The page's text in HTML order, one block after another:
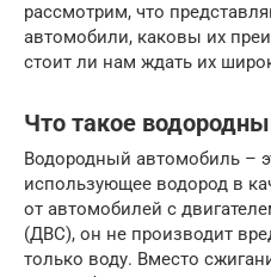
рассмотрим, что
автомобили, каковы их
стоит ли нам ждать их
Что такое
Водородный автомобиль –
использующее водород в
от автомобилей с
(ДВС), он не производит
только воду. Вместо